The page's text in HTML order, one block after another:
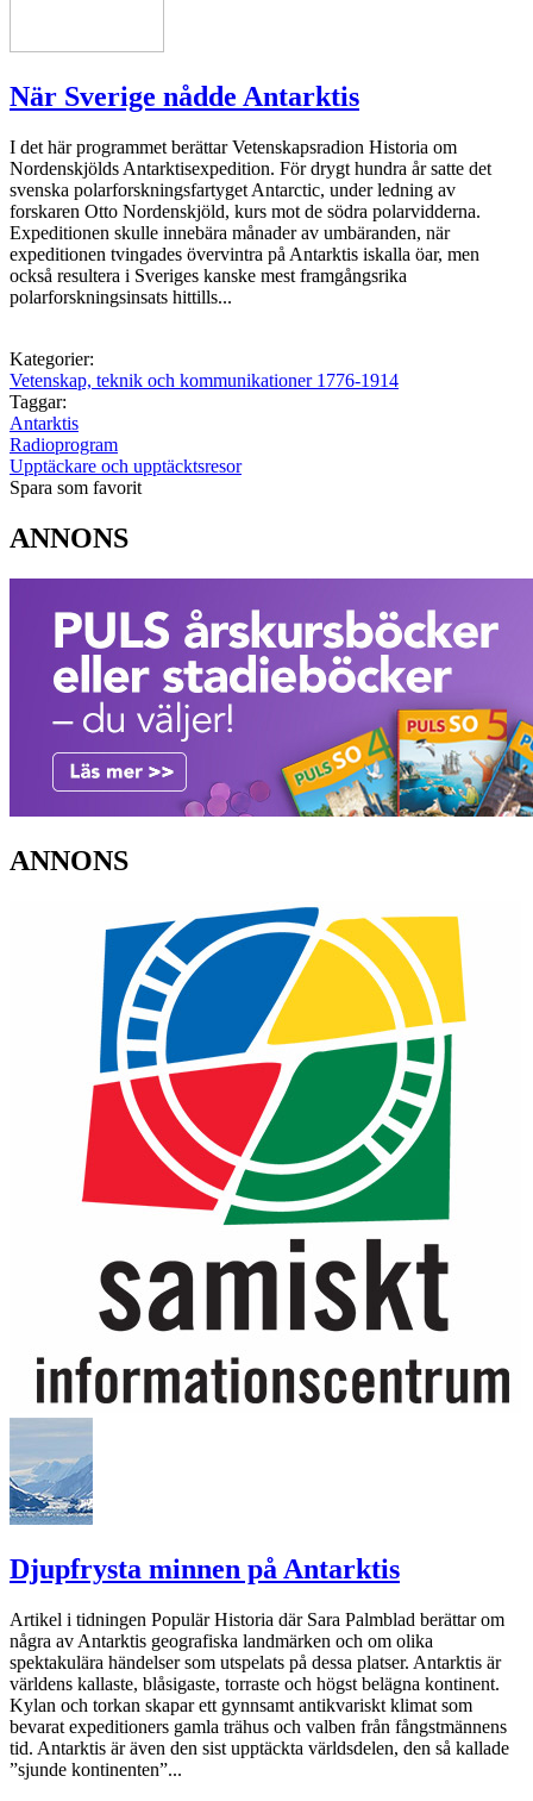
När Sverige nådde Antarktis
I det här programmet berättar Vetenskapsradion Historia om
Nordenskjölds Antarktisexpedition. För drygt hundra år satte det
svenska polarforskningsfartyget Antarctic, under ledning av
forskaren Otto Nordenskjöld, kurs mot de södra polarvidderna.
Expeditionen skulle innebära månader av umbäranden, när
expeditionen tvingades övervintra på Antarktis iskalla öar, men
också resultera i Sveriges kanske mest framgångsrika
polarforskningsinsats hittills...
Kategorier:
Vetenskap, teknik och kommunikationer 1776-1914
Taggar:
Antarktis
Radioprogram
Upptäckare och upptäcktsresor
Spara som favorit
ANNONS
ANNONS
Djupfrysta minnen på Antarktis
Artikel i tidningen Populär Historia där Sara Palmblad berättar om
några av Antarktis geografiska landmärken och om olika
spektakulära händelser som utspelats på dessa platser. Antarktis är
världens kallaste, blåsigaste, torraste och högst belägna kontinent.
Kylan och torkan skapar ett gynnsamt antikvariskt klimat som
bevarat expeditioners gamla trähus och valben från fångstmännens
tid. Antarktis är även den sist upptäckta världsdelen, den så kallade
”sjunde kontinenten”...